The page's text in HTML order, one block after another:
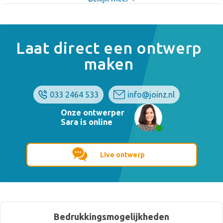
Laat direct een ontwerp
maken
033 2464 533
info@joinz.nl
Onze ontwerper
Sara is online
Live ontwerp
Bedrukkingsmogelijkheden